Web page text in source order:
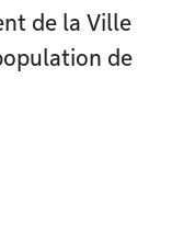
de la Ville
de